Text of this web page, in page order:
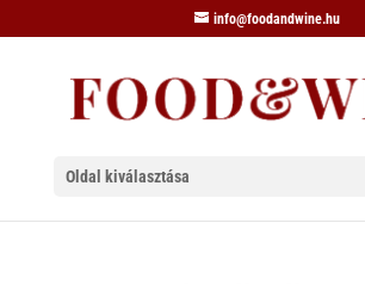
info@foodandwine.hu
Oldal kiválasztása